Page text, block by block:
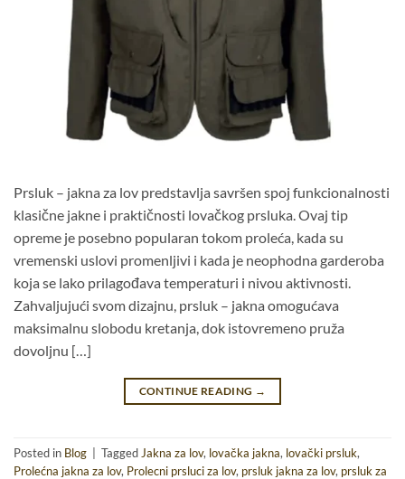
Prsluk – jakna za lov predstavlja savršen spoj funkcionalnosti
klasične jakne i praktičnosti lovačkog prsluka. Ovaj tip
opreme je posebno popularan tokom proleća, kada su
vremenski uslovi promenljivi i kada je neophodna garderoba
koja se lako prilagođava temperaturi i nivou aktivnosti.
Zahvaljujući svom dizajnu, prsluk – jakna omogućava
maksimalnu slobodu kretanja, dok istovremeno pruža
dovoljnu […]
CONTINUE READING →
Posted in Blog Tagged Jakna za lov, lovačka jakna, lovački prsluk,
Prolećna jakna za lov, Prolecni prsluci za lov, prsluk jakna za lov, prsluk za